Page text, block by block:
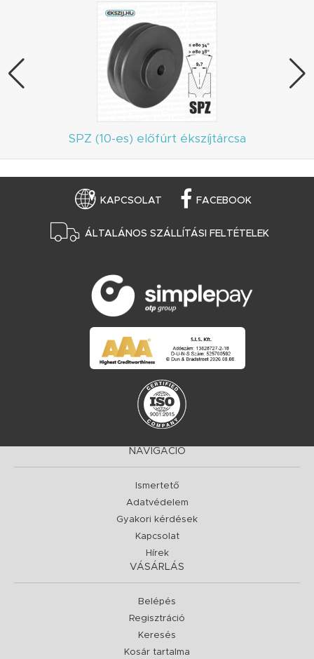
SPZ (10-es) előfúrt ékszíjtárcsa
KAPCSOLAT FACEBOOK
ÁLTALÁNOS SZÁLLÍTÁSI FELTÉTELEK
NAVIGÁCIÓ
Ismertető
Adatvédelem
Gyakori kérdések
Kapcsolat
Hírek
VÁSÁRLÁS
Belépés
Regisztráció
Keresés
Kosár tartalma